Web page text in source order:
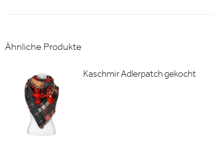
Ähnliche Produkte
Kaschmir Adlerpatch gekocht